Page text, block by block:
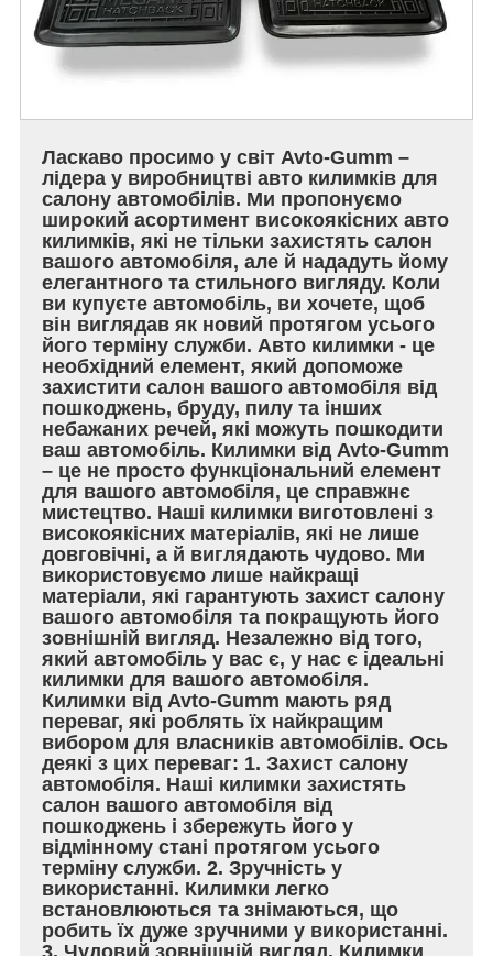
Ласкаво просимо у світ Avto-Gumm –
лідера у виробництві авто килимків для
салону автомобілів. Ми пропонуємо
широкий асортимент високоякісних авто
килимків, які не тільки захистять салон
вашого автомобіля, але й нададуть йому
елегантного та стильного вигляду. Коли
ви купуєте автомобіль, ви хочете, щоб
він виглядав як новий протягом усього
його терміну служби. Авто килимки - це
необхідний елемент, який допоможе
захистити салон вашого автомобіля від
пошкоджень, бруду, пилу та інших
небажаних речей, які можуть пошкодити
ваш автомобіль. Килимки від Avto-Gumm
– це не просто функціональний елемент
для вашого автомобіля, це справжнє
мистецтво. Наші килимки виготовлені з
високоякісних матеріалів, які не лише
довговічні, а й виглядають чудово. Ми
використовуємо лише найкращі
матеріали, які гарантують захист салону
вашого автомобіля та покращують його
зовнішній вигляд. Незалежно від того,
який автомобіль у вас є, у нас є ідеальні
килимки для вашого автомобіля.
Килимки від Avto-Gumm мають ряд
переваг, які роблять їх найкращим
вибором для власників автомобілів. Ось
деякі з цих переваг: 1. Захист салону
автомобіля. Наші килимки захистять
салон вашого автомобіля від
пошкоджень і збережуть його у
відмінному стані протягом усього
терміну служби. 2. Зручність у
використанні. Килимки легко
встановлюються та знімаються, що
робить їх дуже зручними у використанні.
3. Чудовий зовнішній вигляд. Килимки